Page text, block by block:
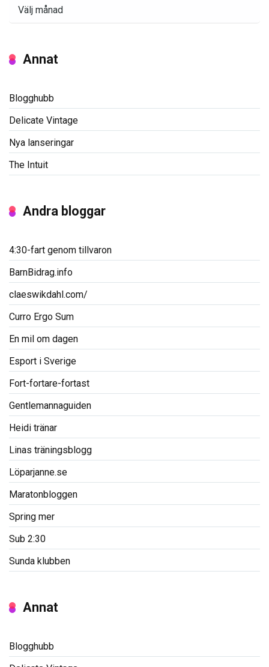
Annat
Blogghubb
Delicate Vintage
Nya lanseringar
The Intuit
Andra bloggar
4:30-fart genom tillvaron
BarnBidrag.info
claeswikdahl.com/
Curro Ergo Sum
En mil om dagen
Esport i Sverige
Fort-fortare-fortast
Gentlemannaguiden
Heidi tränar
Linas träningsblogg
Löparjanne.se
Maratonbloggen
Spring mer
Sub 2:30
Sunda klubben
Annat
Blogghubb